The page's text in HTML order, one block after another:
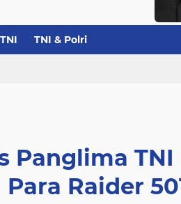
TNI TNI & Polri
Panglima
Para Raider